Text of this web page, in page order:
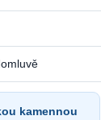
kamennou